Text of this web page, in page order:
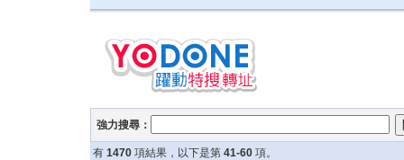
強力搜尋：
有 1470 項結果，以下是第 41-60 項。